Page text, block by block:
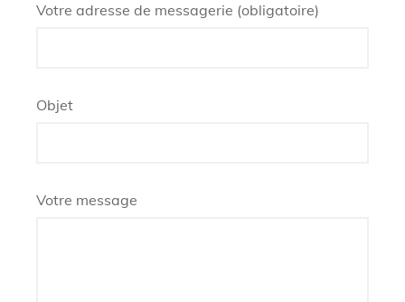
Votre adresse de messagerie (obligatoire)
Objet
Votre message